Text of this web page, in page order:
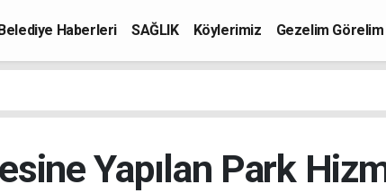
Haberleri SAĞLIK Köylerimiz Gezelim Görelim
Yapılan Park